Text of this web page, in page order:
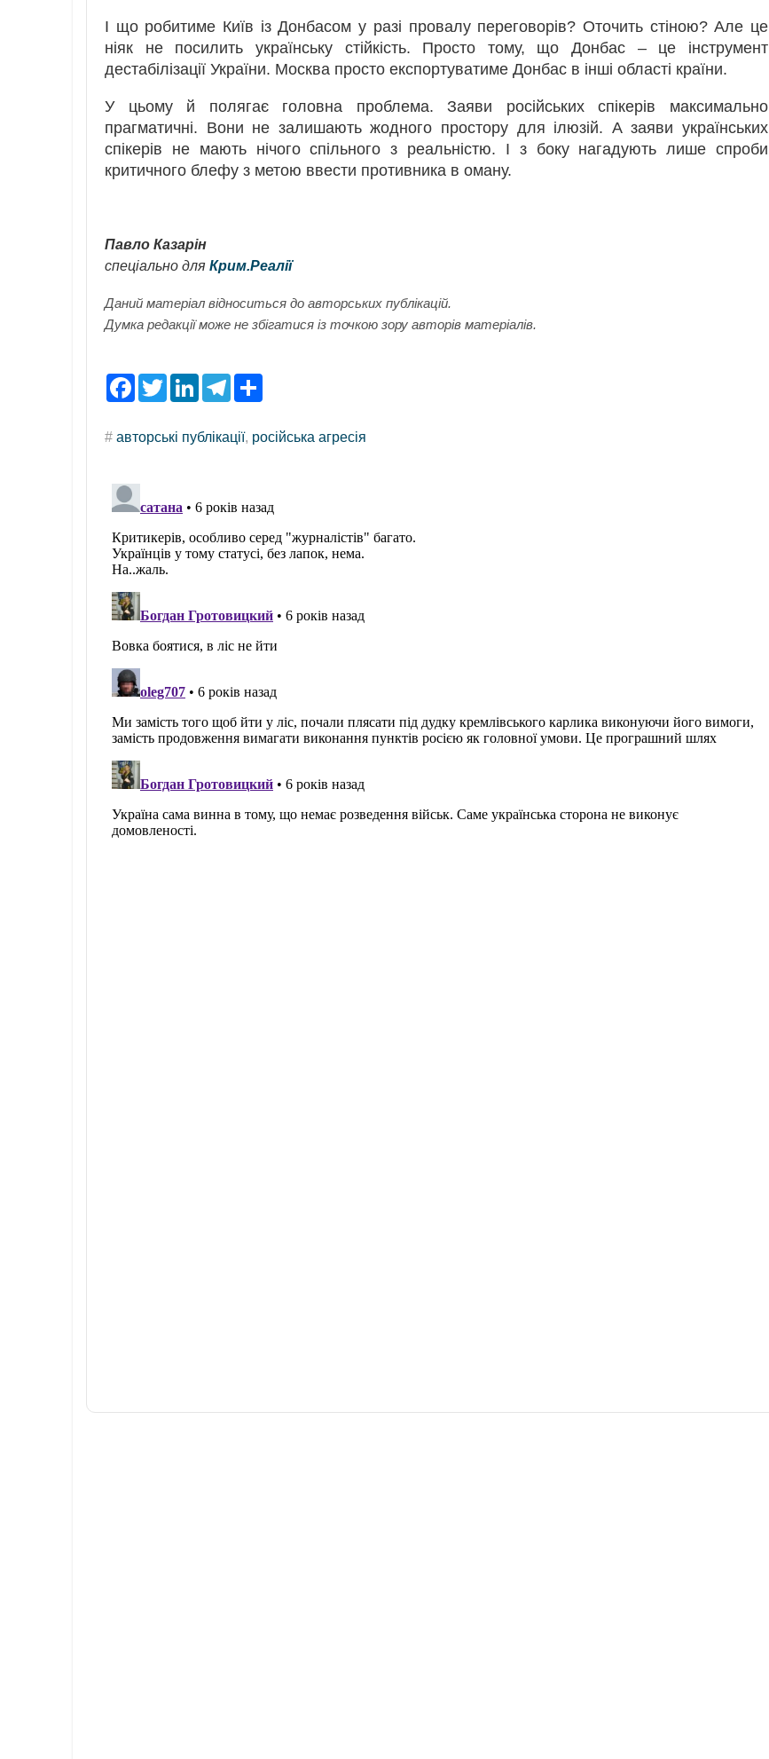
І що робитиме Київ із Донбасом у разі провалу переговорів? Оточить стіною? Але це
ніяк не посилить українську стійкість. Просто тому, що Донбас ‒ це інструмент
дестабілізації України. Москва просто експортуватиме Донбас в інші області країни.
У цьому й полягає головна проблема. Заяви російських спікерів максимально
прагматичні. Вони не залишають жодного простору для ілюзій. А заяви українських
спікерів не мають нічого спільного з реальністю. І з боку нагадують лише спроби
критичного блефу з метою ввести противника в оману.
Павло Казарін
спеціально для Крим.Реалії
Даний матеріал відноситься до авторських публікацій.
Думка редакції може не збігатися із точкою зору авторів матеріалів.
F
a
b
k
T
w
t
L
e
T
g
e
# авторські публікації, російська агресія